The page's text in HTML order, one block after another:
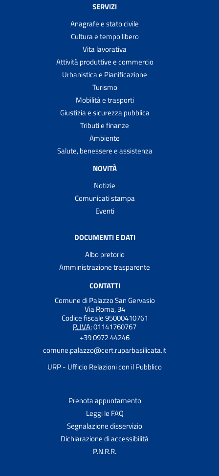
SERVIZI
Anagrafe e stato civile
Cultura e tempo libero
Vita lavorativa
Attività produttive e commercio
Urbanistica e Pianificazione
Turismo
Mobilità e trasporti
Giustizia e sicurezza pubblica
Tributi e finanze
Ambiente
Salute, benessere e assistenza
NOVITÀ
Notizie
Comunicati stampa
Eventi
DOCUMENTI E DATI
Albo pretorio
Amministrazione trasparente
CONTATTI
Comune di Palazzo San Gervasio
Via Roma, 34
Codice fiscale 95000410761
P. IVA:01141760767
+39 0972 44246
comune.palazzo@cert.ruparbasilicata.it
URP - Ufficio Relazioni con il Pubblico
Prenota appuntamento
Leggi le FAQ
Segnalazione disservizio
Dichiarazione di accessibilità
P.N.R.R.